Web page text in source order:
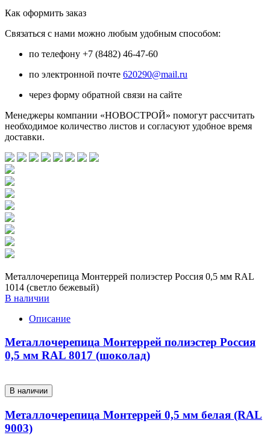
Как оформить заказ
Связаться с нами можно любым удобным способом:
по телефону +7 (8482) 46-47-60
по электронной почте 620290@mail.ru
через форму обратной связи на сайте
Менеджеры компании «НОВОСТРОЙ» помогут рассчитать
необходимое количество листов и согласуют удобное время
доставки.
Металлочерепица Монтеррей полиэстер Россия 0,5 мм RAL
1014 (светло бежевый)
В наличии
Описание
Металлочерепица Монтеррей полиэстер Россия
0,5 мм RAL 8017 (шоколад)
В наличии
Металлочерепица Монтеррей 0,5 мм белая (RAL
9003)